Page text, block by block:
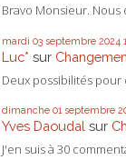
Bravo Monsieur.
mardi 03 septembre 2024
Luc* sur
Deux possibilités pour
dimanche 01 septembre
Yves Daoudal sur
J'en suis à 30